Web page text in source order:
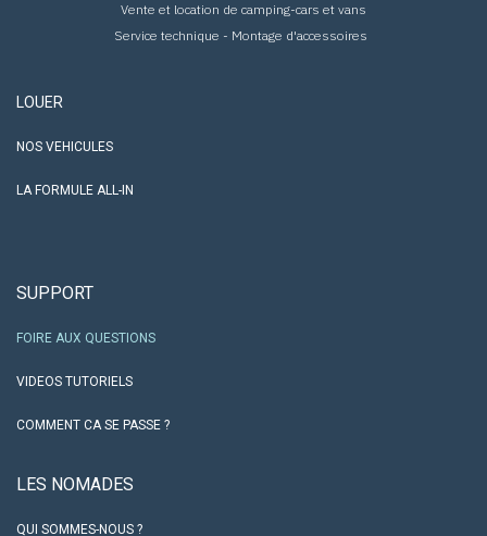
Vente et location de camping-cars et vans
Service technique - Montage d'accessoires
LOUER
NOS VEHICULES
LA FORMULE ALL-IN
SUPPORT
FOIRE AUX QUESTIONS
VIDEOS TUTORIELS
COMMENT CA SE PASSE ?
LES NO​MADES
QUI SOMMES-NOUS ?